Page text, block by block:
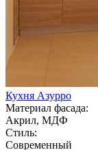
Кухня Азурро
Материал фасада:
Акрил, МДФ
Стиль:
Современный